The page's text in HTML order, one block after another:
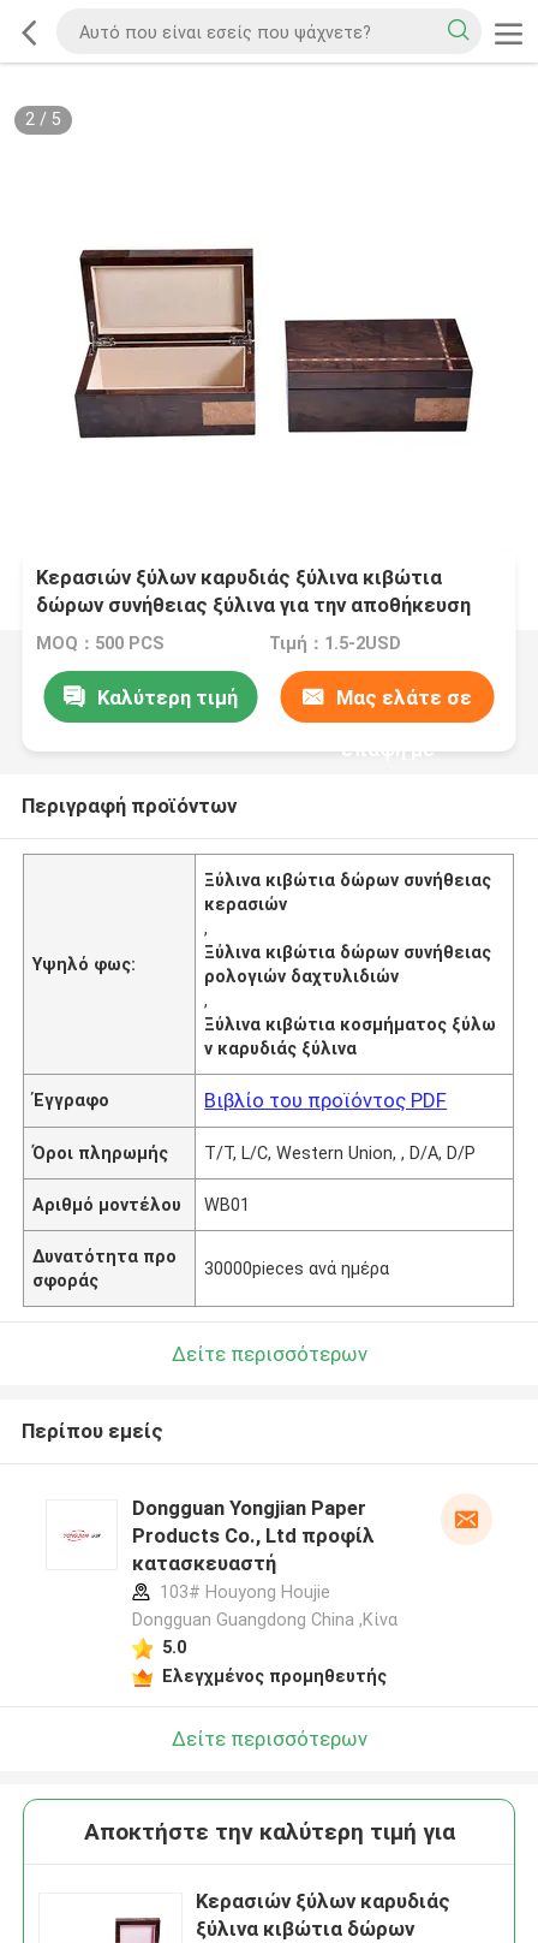
2/ 5
Κερασιών ξύλων καρυδιάς ξύλινα κιβώτια
δώρων συνήθειας ξύλινα για την αποθήκευση
κοσμήματος ρολογιών δαχτυλιδιών
MOQ：500 PCS Τιμή：1.5-2USD
Καλύτερη τιμή Μας ελάτε σε
επαφή με
Περιγραφή προϊόντων
Υψηλό φως:
Ξύλινα κιβώτια δώρων συνήθειας
κερασιών
,
Ξύλινα κιβώτια δώρων συνήθειας
ρολογιών δαχτυλιδιών
,
Ξύλινα κιβώτια κοσμήματος ξύλω
ν καρυδιάς ξύλινα
Έγγραφο Βιβλίο του προϊόντος PDF
Όροι πληρωμής T/T, L/C, Western Union, , D/A, D/P
Αριθμό μοντέλου WB01
Δυνατότητα προ
σφοράς
30000pieces ανά ημέρα
Δείτε περισσότερων
Περίπου εμείς
Dongguan Yongjian Paper
Products Co., Ltd προφίλ
κατασκευαστή
103# Houyong Houjie
Dongguan Guangdong China ,Κίνα
5.0
Ελεγχμένος προμηθευτής
Δείτε περισσότερων
Αποκτήστε την καλύτερη τιμή για
Κερασιών ξύλων καρυδιάς
ξύλινα κιβώτια δώρων